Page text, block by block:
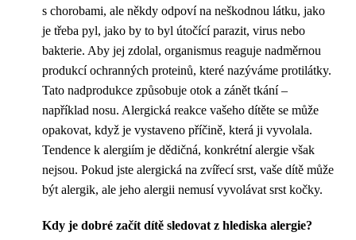
s chorobami, ale někdy odpoví na neškodnou látku, jako
je třeba pyl, jako by to byl útočící parazit, virus nebo
bakterie. Aby jej zdolal, organismus reaguje nadměrnou
produkcí ochranných proteinů, které nazýváme protilátky.
Tato nadprodukce způsobuje otok a zánět tkání –
například nosu. Alergická reakce vašeho dítěte se může
opakovat, když je vystaveno příčině, která ji vyvolala.
Tendence k alergiím je dědičná, konkrétní alergie však
nejsou. Pokud jste alergická na zvířecí srst, vaše dítě může
být alergik, ale jeho alergii nemusí vyvolávat srst kočky.
Kdy je dobré začít dítě sledovat z hlediska alergie?